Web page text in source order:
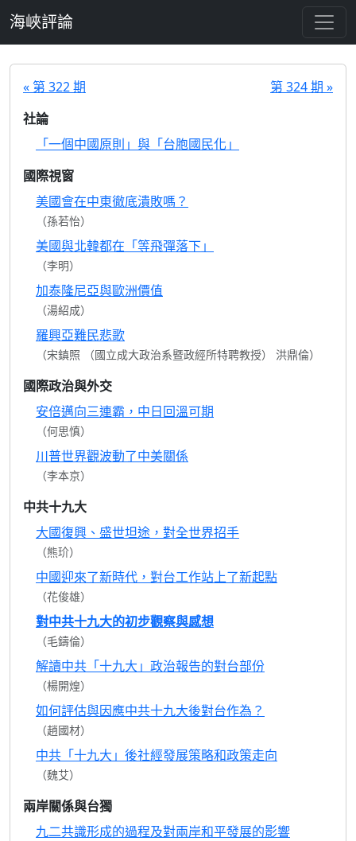
海峽評論
« 第 322 期
第 324 期 »
社論
「一個中國原則」與「台胞國民化」
國際視窗
美國會在中東徹底潰敗嗎？
（孫若怡）
美國與北韓都在「等飛彈落下」
（李明）
加泰隆尼亞與歐洲價值
（湯紹成）
羅興亞難民悲歌
（宋鎮照 （國立成大政治系暨政經所特聘教授） 洪鼎倫）
國際政治與外交
安倍邁向三連霸，中日回溫可期
（何思慎）
川普世界觀波動了中美關係
（李本京）
中共十九大
大國復興、盛世坦途，對全世界招手
（熊玠）
中國迎來了新時代，對台工作站上了新起點
（花俊雄）
對中共十九大的初步觀察與感想
（毛鑄倫）
解讀中共「十九大」政治報告的對台部份
（楊開煌）
如何評估與因應中共十九大後對台作為？
（趙國材）
中共「十九大」後社經發展策略和政策走向
（魏艾）
兩岸關係與台獨
九二共識形成的過程及對兩岸和平發展的影響